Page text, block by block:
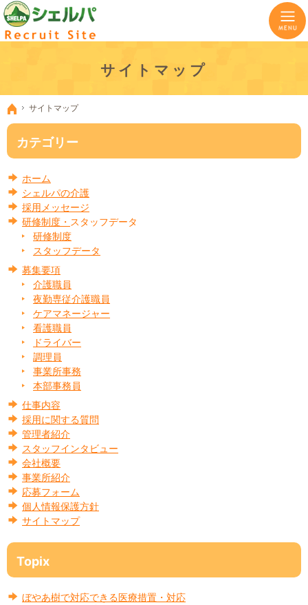
サイトマップ
ケアマネ・介護・看護職など各ポジションの採用を積極的に行っております。
神奈川県横浜市のケアマネ・介護職の求人なら小規模多機能型居宅介護のシェルパ
ホーム
サイトマップ
カテゴリー
ホーム
シェルパの介護
採用メッセージ
研修制度・ スタッフデータ
研修制度
スタッフデータ
募集要項
介護職員
夜勤専従介護職員
ケアマネージャー
看護職員
ドライバー
調理員
事業所事務
本部事務員
仕事内容
採用に関する質問
管理者紹介
スタッフインタビュー
会社概要
事業所紹介
応募フォーム
個人情報保護方針
サイトマップ
Topix
ぼやあ樹で対応できる医療措置・対応